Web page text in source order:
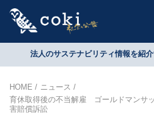
法人のサステナビリティ情報を紹
HOME
ニュース
育休取得後の不当解雇 ゴールドマンサ
害賠償訴訟